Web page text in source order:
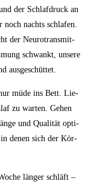
der Schlaf­druck an
noch nachts schla­fen.
der Neu­ro­trans­mit­
schwankt, unse­re
ausgeschüttet.
müde ins Bett. Lie­
zu war­ten. Gehen
und Qua­li­tät opti­
denen sich der Kör­
län­ger schläft –